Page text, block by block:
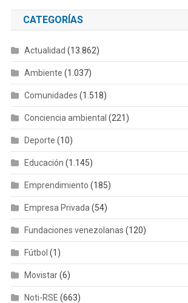
CATEGORÍAS
Actualidad (13.862)
Ambiente (1.037)
Comunidades (1.518)
Conciencia ambiental (221)
Deporte (10)
Educación (1.145)
Emprendimiento (185)
Empresa Privada (54)
Fundaciones venezolanas (120)
Fútbol (1)
Movistar(6)
Noti-RSE (663)